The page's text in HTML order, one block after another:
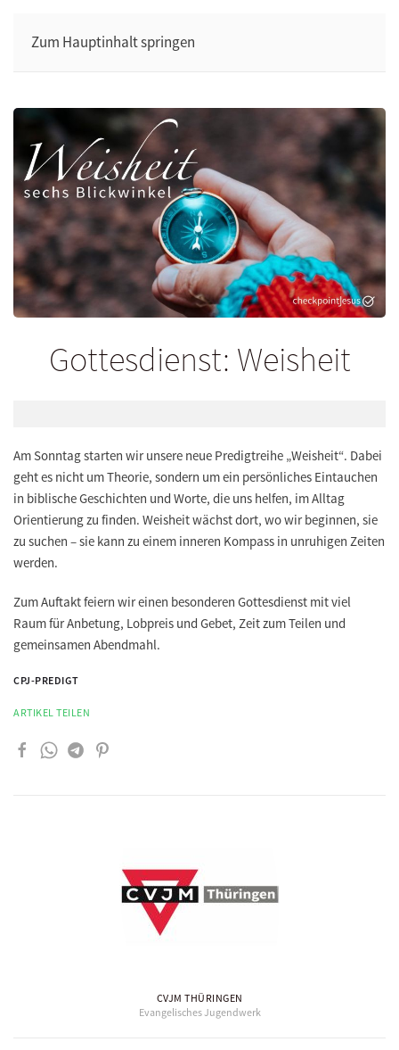
Zum Hauptinhalt springen
Gottesdienst: Weisheit
Am Sonntag starten wir unsere neue Predigtreihe „Weisheit“. Dabei
geht es nicht um Theorie, sondern um ein persönliches Eintauchen
in biblische Geschichten und Worte, die uns helfen, im Alltag
Orientierung zu finden. Weisheit wächst dort, wo wir beginnen, sie
zu suchen – sie kann zu einem inneren Kompass in unruhigen Zeiten
werden.
Zum Auftakt feiern wir einen besonderen Gottesdienst mit viel
Raum für Anbetung, Lobpreis und Gebet, Zeit zum Teilen und
gemeinsamen Abendmahl.
CPJ-PREDIGT
ARTIKEL TEILEN
CVJM THÜRINGEN
Evangelisches Jugendwerk